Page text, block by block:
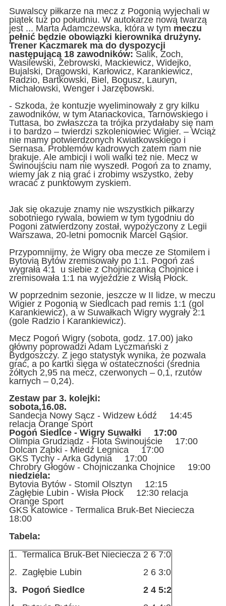
Suwalscy piłkarze na mecz z Pogonią wyjechali w
piątek tuż po południu. W autokarze nową twarzą
jest ... Marta Adamczewska, która w tym meczu
pełnić będzie obowiązki kierownika drużyny.
Trener Kaczmarek ma do dyspozycji
następującą 18 zawodników:Salik, Zoch,
Wasilewski, Żebrowski, Mackiewicz, Widejko,
Bujalski, Drągowski, Karłowicz, Karankiewicz,
Radzio, Bartkowski, Biel, Bogusz, Lauryn,
Michałowski, Wenger i Jarzębowski.
- Szkoda, że kontuzje wyeliminowały z gry kilku
zawodników, w tym Atanackovica, Tarnowskiego i
Tuttasa, bo zwłaszcza ta trójka przydałaby się nam
i to bardzo – twierdzi szkoleniowiec Wigier. – Wciąż
nie mamy potwierdzonych Kwiatkowskiego i
Sernasa. Problemów kadrowych zatem nam nie
brakuje. Ale ambicji i woli walki też nie. Mecz w
Świnoujściu nam nie wyszedł. Pogoń za to znamy,
wiemy jak z nią grać i zrobimy wszystko, żeby
wracać z punktowym zyskiem.
Jak się okazuje znamy nie wszystkich piłkarzy
sobotniego rywala, bowiem w tym tygodniu do
Pogoni zatwierdzony został, wypożyczony z Legii
Warszawa, 20-letni pomocnik Marcel Gąsior.
Przypomnijmy, że Wigry oba mecze ze Stomilem i
Bytovią Bytów zremisowały po 1:1. Pogoń zaś
wygrała 4:1 u siebie z Chojniczanką Chojnice i
zremisowała 1:1 na wyjeździe z Wisłą Płock.
W poprzednim sezonie, jeszcze w II lidze, w meczu
Wigier z Pogonią w Siedlcach pad remis 1:1 (gol
Karankiewicz), a w Suwałkach Wigry wygrały 2:1
(gole Radzio i Karankiewicz).
Mecz Pogoń Wigry (sobota, godz. 17.00) jako
główny poprowadzi Adam Lyczmański z
Bydgoszczy. Z jego statystyk wynika, że pozwala
grać, a po kartki sięga w ostateczności (średnia
żółtych 2,95 na mecz, czerwonych – 0,1, rzutów
karnych – 0,24).
Zestaw par 3. kolejki:
sobota,16.08.
Sandecja Nowy Sącz - Widzew Łódź 14:45
relacja Orange Sport
Pogoń Siedlce - Wigry Suwałki 17:00
Olimpia Grudziądz - Flota Świnoujście 17:00
Dolcan Ząbki - Miedź Legnica 17:00
GKS Tychy - Arka Gdynia 17:00
Chrobry Głogów - Chojniczanka Chojnice 19:00
niedziela:
Bytovia Bytów - Stomil Olsztyn 12:15
Zagłębie Lubin - Wisła Płock 12:30 relacja
Orange Sport
GKS Katowice - Termalica Bruk-Bet Nieciecza
18:00
Tabela:
1. Termalica Bruk-Bet Nieciecza 2 67:0
2. Zagłębie Lubin 2 63:0
3. Pogoń Siedlce 2 4 5:2